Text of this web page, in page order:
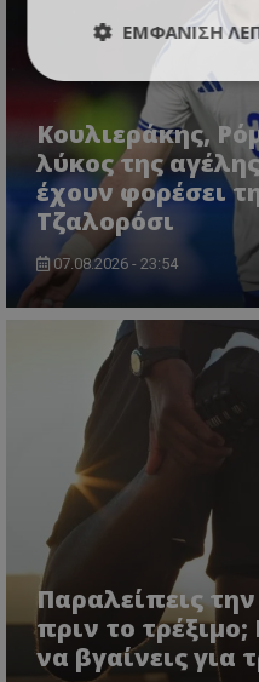
Κουλιεράκης,
λύκος της
έχουν φορέσει
Τζαλορόσι
07.08.2026 - 23:54
Παραλείπεις
πριν το τρέξιμο;
να βγαίνεις για
ΕΜΦΆΝΙΣΗ